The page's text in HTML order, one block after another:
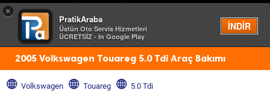
×
PratikAraba
Üstün Oto Servis Hizmetleri
ÜCRETSİZ - In Google Play
İNDİR
Menü
2005 Volkswagen Touareg 5.0 Tdi Araç Bakımı
Volkswagen Touareg 5.0 Tdi